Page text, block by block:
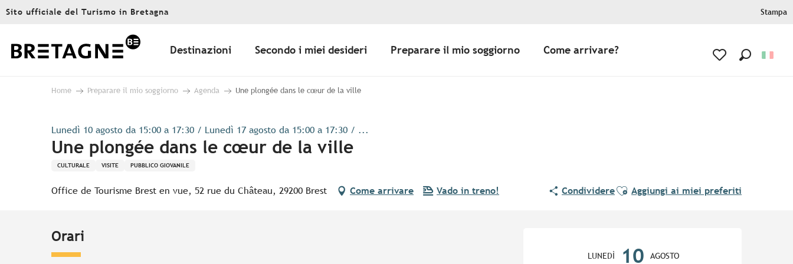
Aller
principal
Sito ufficiale del Turismo in Bretagna Stampa
Destinazioni Secondo i miei desideri Preparare il mio soggiorno Come arrivare?
Home Preparare il mio soggiorno Agenda Une plongée dans le cœur de la ville
Lunedì 10 agosto da 15:00 a 17:30 / Lunedì 17 agosto da 15:00 a 17:30 / ...
Une plongée dans le cœur de la ville
CULTURALE VISITE PUBBLICO GIOVANILE
Office de Tourisme Brest en vue, 52 rue du Château, 29200 Brest Come arrivare Vado in treno! CondividereAjouter aux favoris
Aggiungi ai miei preferiti
LUNEDÌ 10 AGOSTO
Orari